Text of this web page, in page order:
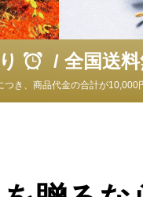
/ 全国送
き、商品代金の合計が10,000